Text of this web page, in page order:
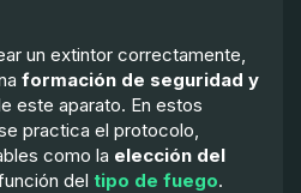
un extintor correctamente,
formación de seguridad y
este aparato. En estos
practica el protocolo,
como la elección del
del tipo de fuego.